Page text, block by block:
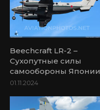
Beechcraft LR-2 –
Сухопутные силы
самообороны Японии
01.11.2024